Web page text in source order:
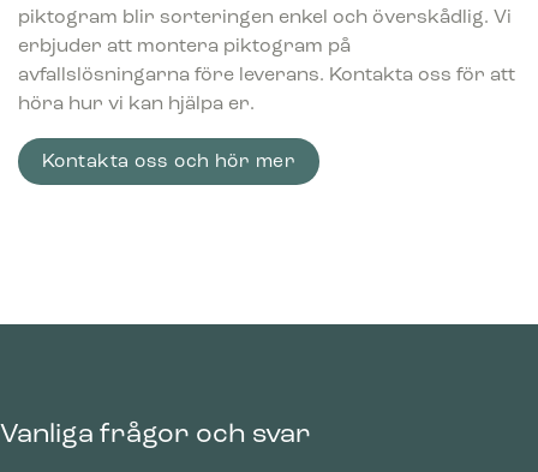
piktogram blir sorteringen enkel och överskådlig. Vi
erbjuder att montera piktogram på
avfallslösningarna före leverans. Kontakta oss för att
höra hur vi kan hjälpa er.
Kontakta oss och hör mer
Vanliga frågor och svar